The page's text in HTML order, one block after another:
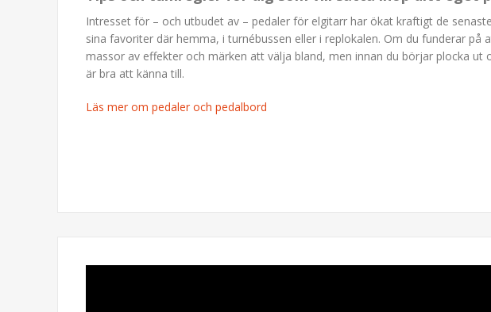
Intresset för – och utbudet av – pedaler för elgitarr har ökat kraftigt de
sina favoriter där hemma, i turnébussen eller i replokalen. Om du funderar
massor av effekter och märken att välja bland, men innan du börjar plocka ut
är bra att känna till.
Läs mer om pedaler och pedalbord